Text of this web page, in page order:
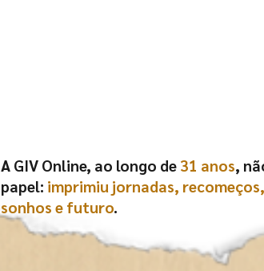
A GIV Online, ao longo de 31 anos,
papel: imprimiu jornadas,
sonhos e futuro.